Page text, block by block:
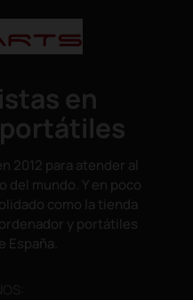
en
2012 para atender al
del mundo. Y en poco
como la tienda
y portátiles
España.